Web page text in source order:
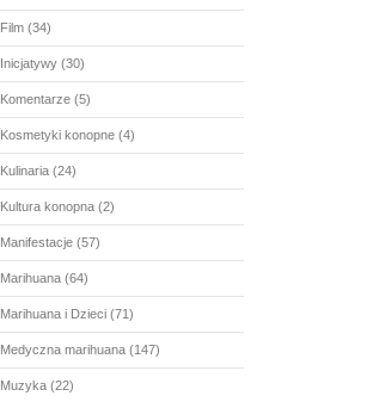
Film(34)
Inicjatywy(30)
Komentarze(5)
Kosmetyki konopne(4)
Kulinaria(24)
Kultura konopna(2)
Manifestacje(57)
Marihuana(64)
Marihuana i Dzieci(71)
Medyczna marihuana(147)
Muzyka(22)